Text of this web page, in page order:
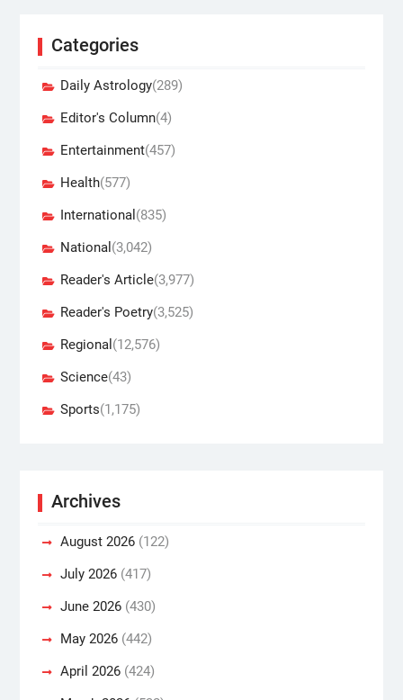
Categories
Daily Astrology(289)
Editor's Column(4)
Entertainment(457)
Health(577)
International (835)
National (3,042)
Reader's Article(3,977)
Reader's Poetry(3,525)
Regional (12,576)
Science(43)
Sports(1,175)
Archives
August 2026(122)
July 2026(417)
June 2026(430)
May 2026(442)
April 2026(424)